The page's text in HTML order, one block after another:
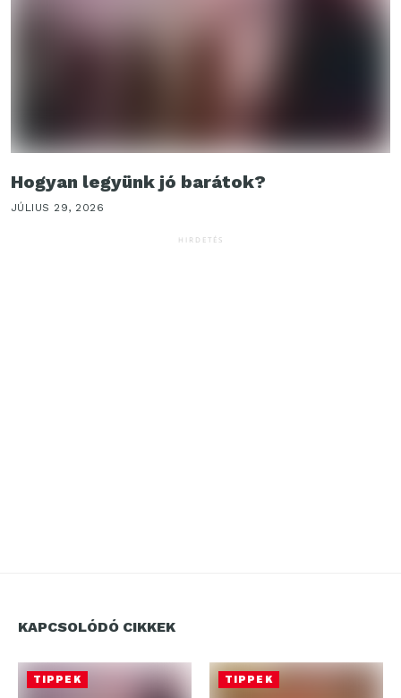
Hogyan legyünk jó barátok?
JÚLIUS 29, 2026
HIRDETÉS
KAPCSOLÓDÓ CIKKEK
TIPPEK TIPPEK